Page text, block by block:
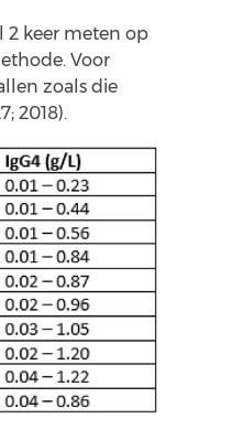
2 keer meten op
Voor
zoals die
2018).